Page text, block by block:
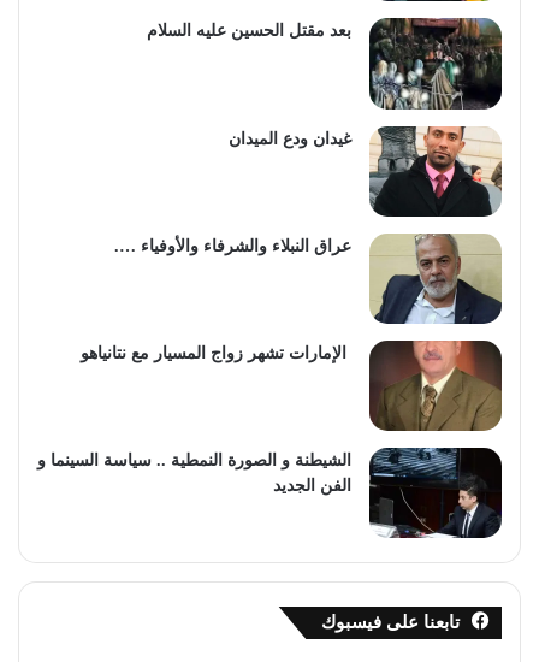
بعد مقتل الحسين عليه السلام
غيدان ودع الميدان
عراق النبلاء والشرفاء والأوفياء ….
الإمارات تشهر زواج المسيار مع نتانياهو
الشيطنة و الصورة النمطية .. سياسة السينما و
الفن الجديد
تابعنا على فيسبوك